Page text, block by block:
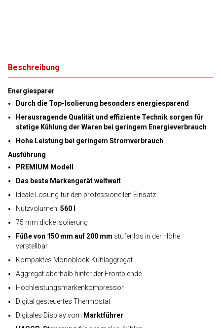
Beschreibung
Energiesparer
Durch die Top-Isolierung besonders energiesparend
Herausragende Qualität und effiziente Technik sorgen für
stetige Kühlung der Waren bei geringem Energieverbrauch
Hohe Leistung bei geringem Stromverbrauch
Ausführung
PREMIUM Modell
Das beste Markengerät weltweit
Ideale Lösung für den professionellen Einsatz
Nutzvolumen: 560 l
75 mm dicke Isolierung
Füße von 150 mm auf 200 mm stufenlos in der Höhe
verstellbar
Kompaktes Monoblock-Kühlaggregat
Aggregat oberhalb hinter der Frontblende
Hochleistungsmarkenkompressor
Digital gesteuertes Thermostat
Digitales Display vom Marktführer